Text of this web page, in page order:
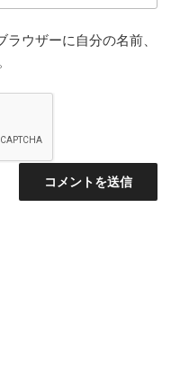
ウザーに自分の名前、